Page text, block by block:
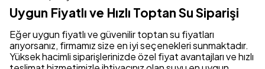
Uygun Fiyatlı ve Hızlı Toptan Su Siparişi
Eğer uygun fiyatlı ve güvenilir toptan su fiyatları
arıyorsanız, firmamız size en iyi seçenekleri sunmaktadır.
Yüksek hacimli siparişlerinizde özel fiyat avantajları ve hızlı